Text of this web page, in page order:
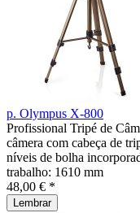
p. Olympus X-800
Profissional Tripé de
câmera com cabeça de
níveis de bolha
trabalho: 1610 mm
48,00 € *
Lembrar